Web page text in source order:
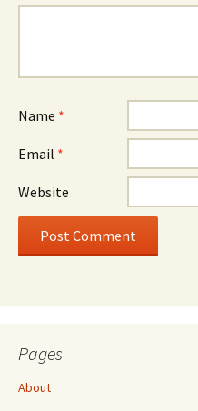
Name *
Email *
Website
Pages
About